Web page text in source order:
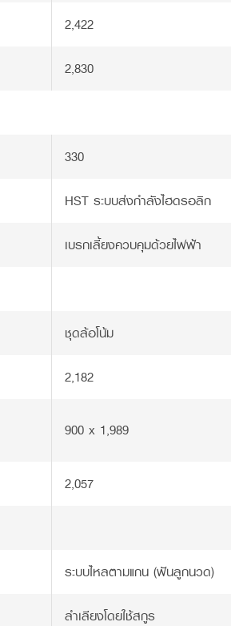
2,422
2,830
330
HST ระบบส่งกำลังไฮดรอลิก
เบรกเลี้ยงควบคุมด้วยไฟฟ้า
ชุดล้อโน้ม
2,182
900 x 1,989
2,057
ระบบไหลตามแกน (ฟันลูกนวด)
ลำเลียงโดยใช้สกูร